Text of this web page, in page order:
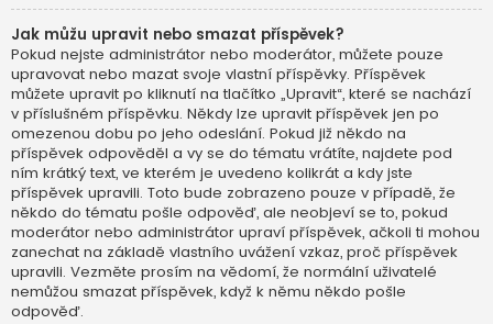
Jak můžu upravit nebo smazat příspěvek?
Pokud nejste administrátor nebo moderátor, můžete pouze
upravovat nebo mazat svoje vlastní příspěvky. Příspěvek
můžete upravit po kliknutí na tlačítko „Upravit“, které se nachází
v příslušném příspěvku. Někdy lze upravit příspěvek jen po
omezenou dobu po jeho odeslání. Pokud již někdo na
příspěvek odpověděl a vy se do tématu vrátíte, najdete pod
ním krátký text, ve kterém je uvedeno kolikrát a kdy jste
příspěvek upravili. Toto bude zobrazeno pouze v případě, že
někdo do tématu pošle odpověď, ale neobjeví se to, pokud
moderátor nebo administrátor upraví příspěvek, ačkoli ti mohou
zanechat na základě vlastního uvážení vzkaz, proč příspěvek
upravili. Vezměte prosím na vědomí, že normální uživatelé
nemůžou smazat příspěvek, když k němu někdo pošle
odpověď.